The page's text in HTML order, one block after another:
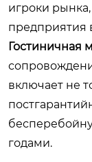
игроки
предприятия
Гостиничная
включает не
годами.